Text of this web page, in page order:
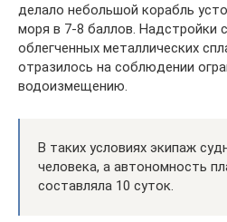
делало небольшой корабль
моря в 7-8 баллов. Надстройки
облегченных металлических
отразилось на соблюдении
водоизмещению.
В таких условиях экипаж
человека, а автономность
составляла 10 суток.